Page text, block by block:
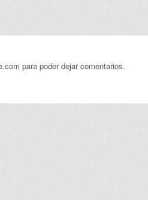
para poder dejar comentarios.